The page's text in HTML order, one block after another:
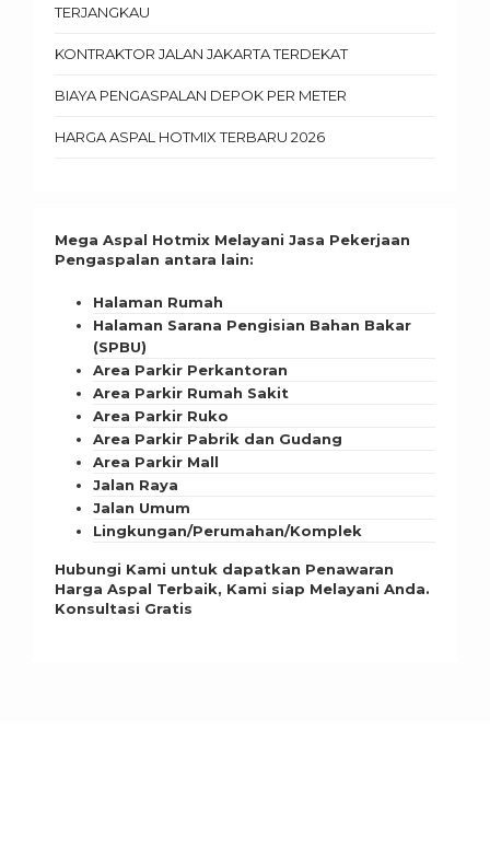
TERJANGKAU
KONTRAKTOR JALAN JAKARTA TERDEKAT
BIAYA PENGASPALAN DEPOK PER METER
HARGA ASPAL HOTMIX TERBARU 2026
Mega Aspal Hotmix Melayani Jasa Pekerjaan
Pengaspalan antara lain:
Halaman Rumah
Halaman Sarana Pengisian Bahan Bakar
(SPBU)
Area Parkir Perkantoran
Area Parkir Rumah Sakit
Area Parkir Ruko
Area Parkir Pabrik dan Gudang
Area Parkir Mall
Jalan Raya
Jalan Umum
Lingkungan/Perumahan/Komplek
Hubungi Kami untuk dapatkan Penawaran
Harga Aspal Terbaik, Kami siap Melayani Anda.
Konsultasi Gratis